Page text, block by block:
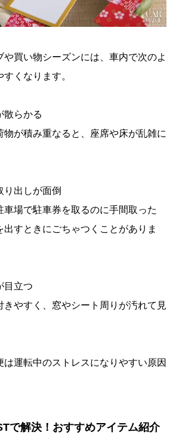
買い物シーズンには、車内で次のよ
くなります。
散らかる
物が積み重なると、座席や床が乱雑に
り出しが面倒
車場で駐車券を取るのに手間取った
出すときにごちゃつくことがありま
目立つ
きやすく、窓やシート周りが汚れて見
は運転中のストレスになりやすい原因
で解決！おすすめアイテム紹介